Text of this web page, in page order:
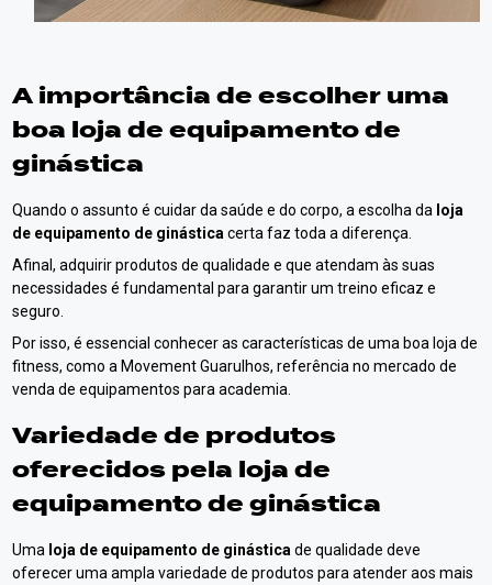
A importância de escolher uma
boa loja de equipamento de
ginástica
Quando o assunto é cuidar da saúde e do corpo, a escolha da loja
de equipamento de ginástica certa faz toda a diferença.
Afinal, adquirir produtos de qualidade e que atendam às suas
necessidades é fundamental para garantir um treino eficaz e
seguro.
Por isso, é essencial conhecer as características de uma boa loja de
fitness, como a Movement Guarulhos, referência no mercado de
venda de equipamentos para academia.
Variedade de produtos
oferecidos pela loja de
equipamento de ginástica
Uma loja de equipamento de ginástica de qualidade deve
oferecer uma ampla variedade de produtos para atender aos mais